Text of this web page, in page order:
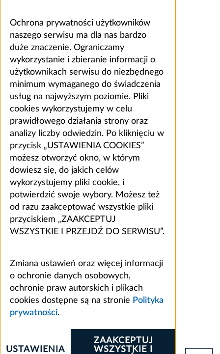
Ochrona prywatności użytkowników
naszego serwisu ma dla nas bardzo
duże znaczenie. Ograniczamy
wykorzystanie i zbieranie informacji o
użytkownikach serwisu do niezbędnego
minimum wymaganego do świadczenia
usług na najwyższym poziomie. Pliki
cookies wykorzystujemy w celu
prawidłowego działania strony oraz
analizy liczby odwiedzin. Po kliknięciu w
przycisk „USTAWIENIA COOKIES”
możesz otworzyć okno, w którym
dowiesz się, do jakich celów
wykorzystujemy pliki cookie, i
potwierdzić swoje wybory. Możesz też
od razu zaakceptować wszystkie pliki
przyciskiem „ZAAKCEPTUJ
WSZYSTKIE I PRZEJDŹ DO SERWISU”.
Zmiana ustawień oraz więcej informacji
o ochronie danych osobowych,
ochronie praw autorskich i plikach
cookies dostępne są na stronie Polityka
prywatności.
ZAAKCEPTUJ
WSZYSTKIE I
USTAWIENIA